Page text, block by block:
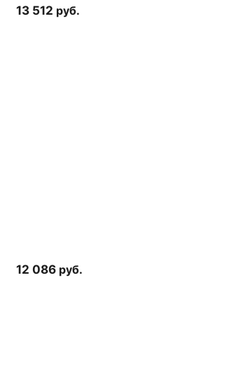
13 512 руб.
12 086 руб.